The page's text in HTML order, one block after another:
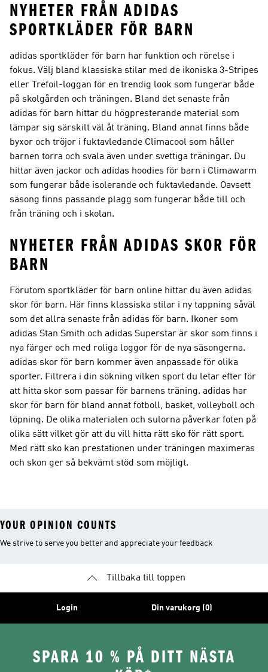
NYHETER FRÅN ADIDAS
SPORTKLÄDER FÖR BARN
adidas sportkläder för barn har funktion och rörelse i
fokus. Välj bland klassiska stilar med de ikoniska 3-Stripes
eller Trefoil-loggan för en trendig look som fungerar både
på skolgården och träningen. Bland det senaste från
adidas för barn hittar du högpresterande material som
lämpar sig särskilt väl åt träning. Bland annat finns både
byxor och tröjor i fuktavledande Climacool som håller
barnen torra och svala även under svettiga träningar. Du
hittar även jackor och adidas hoodies för barn i Climawarm
som fungerar både isolerande och fuktavledande. Oavsett
säsong finns passande plagg som fungerar både till och
från träning och i skolan.
NYHETER FRÅN ADIDAS SKOR FÖR
BARN
Förutom sportkläder för barn online hittar du även adidas
skor för barn. Här finns klassiska stilar i ny tappning såväl
som det allra senaste från adidas för barn. Ikoner som
adidas Stan Smith och adidas Superstar är skor som finns i
nya färger och med roliga loggor för de nya säsongerna.
adidas skor för barn kommer även anpassade för olika
sporter. Filtrera i din sökning vilken sport du letar efter för
att hitta skor som passar för barnens träning. adidas har
skor för barn för bland annat fotboll, basket, volleyboll och
löpning. De olika materialen och sulorna påverkar foten på
olika sätt vilket gör att du vill hitta rätt sko för rätt sport.
Med rätt sko kan prestationen under träningen maximeras
och skon ger så bekvämt stöd som möjligt.
YOUR OPINION COUNTS
We strive to serve you better and appreciate your feedback
Tillbaka till toppen
Login Din varukorg (0)
SPARA 10 % PÅ DITT NÄSTA